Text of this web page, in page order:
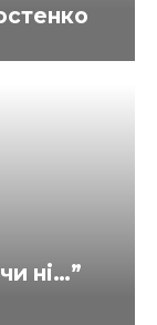
ні…”